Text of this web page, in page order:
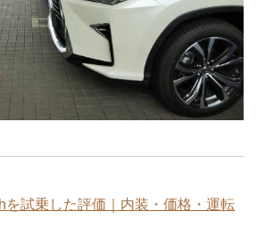
を試乗した評価｜内装・価格・運転